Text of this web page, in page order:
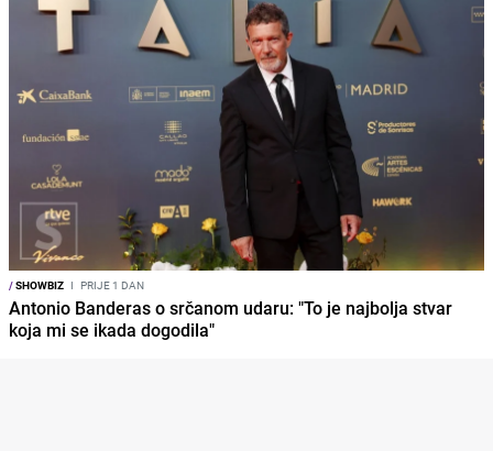
/SHOWBIZ I PRIJE 1 DAN
Antonio Banderas o srčanom udaru: "To je najbolja stvar
koja mi se ikada dogodila"